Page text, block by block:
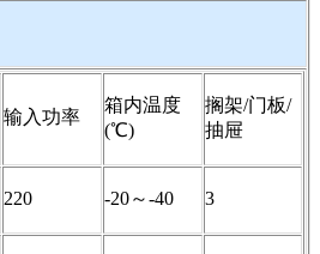
输入功率
箱内温度
(℃)
搁架/门板/
抽屉
220 -20～-40 3